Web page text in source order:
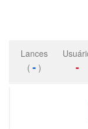
Lances
( - ) -